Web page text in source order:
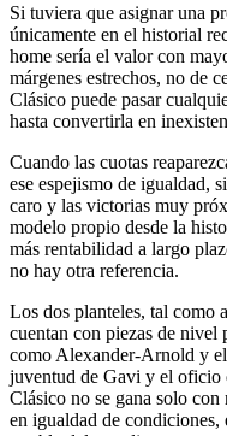
Si tuviera que asignar una
únicamente en el historial
home sería el valor con
márgenes estrechos, no de
Clásico puede pasar
hasta convertirla en
Cuando las cuotas
ese espejismo de igualdad,
caro y las victorias muy
modelo propio desde la
más rentabilidad a largo
no hay otra referencia.
Los dos planteles, tal como
cuentan con piezas de nivel
como Alexander-Arnold y
juventud de Gavi y el oficio
Clásico no se gana solo con
en igualdad de condiciones,